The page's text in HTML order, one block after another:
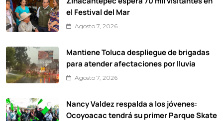
el Festival del Mar
Agosto 7, 2026
Mantiene Toluca despliegue de brigadas
para atender afectaciones por lluvia
Agosto 7, 2026
Nancy Valdez respalda a los jóvenes:
Ocoyoacac tendrá su primer Parque Skate